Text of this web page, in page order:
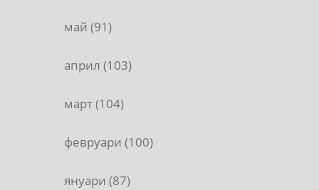
май (91)
април (103)
март (104)
февруари (100)
януари (87)